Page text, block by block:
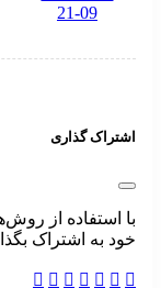
اشتراک گذاری
با استفاده از
خود به اشتراک